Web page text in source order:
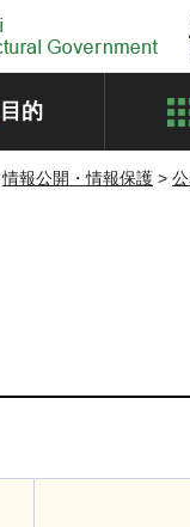
目的
情報公開・情報保護 >